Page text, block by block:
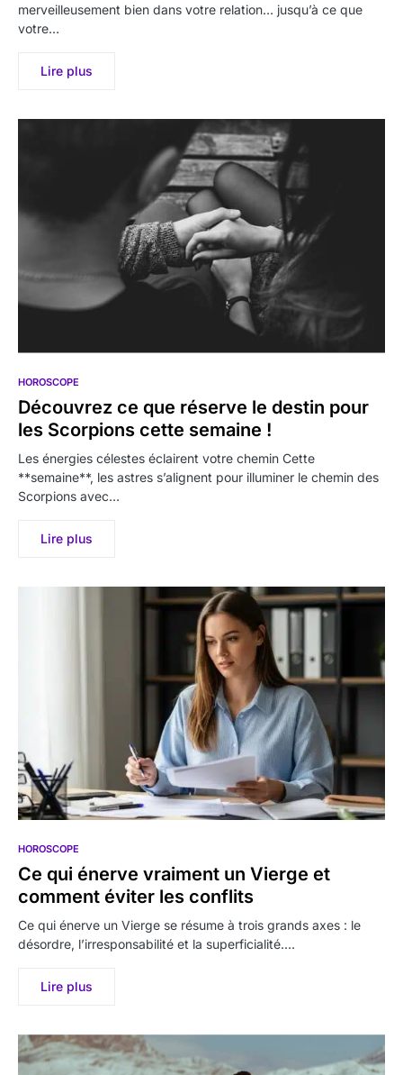
merveilleusement bien dans votre relation… jusqu’à ce que
votre…
Lire plus
HOROSCOPE
Découvrez ce que réserve le destin pour
les Scorpions cette semaine !
Les énergies célestes éclairent votre chemin Cette
**semaine**, les astres s’alignent pour illuminer le chemin des
Scorpions avec…
Lire plus
HOROSCOPE
Ce qui énerve vraiment un Vierge et
comment éviter les conflits
Ce qui énerve un Vierge se résume à trois grands axes : le
désordre, l’irresponsabilité et la superficialité.…
Lire plus